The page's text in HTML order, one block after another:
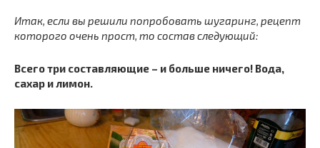
Итак, если вы решили попробовать шугаринг, рецепт
которого очень прост, то состав следующий:
Всего три составляющие – и больше ничего! Вода,
сахар и лимон.